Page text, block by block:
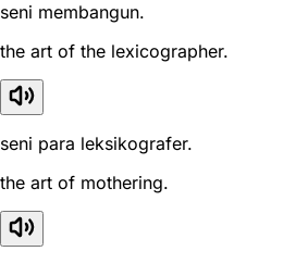
seni membangun.
the art of the lexicographer.
seni para leksikografer.
the art of mothering.